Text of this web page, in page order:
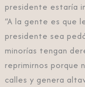
presidente estaría
“A la gente es que
presidente sea
minorías tengan
reprimirnos porque
calles y genera